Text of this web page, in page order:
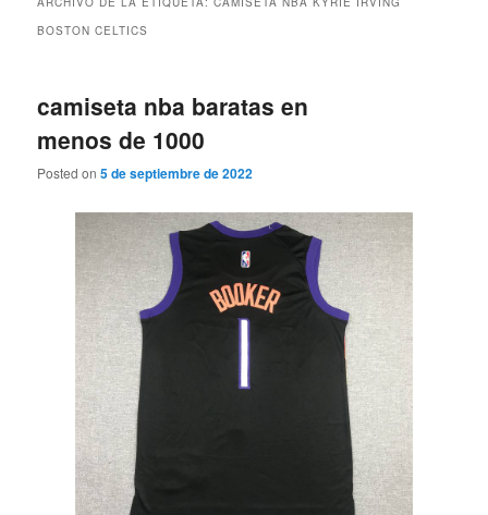
BOSTON CELTICS
camiseta nba baratas en
menos de 1000
Posted on5 de septiembre de 2022